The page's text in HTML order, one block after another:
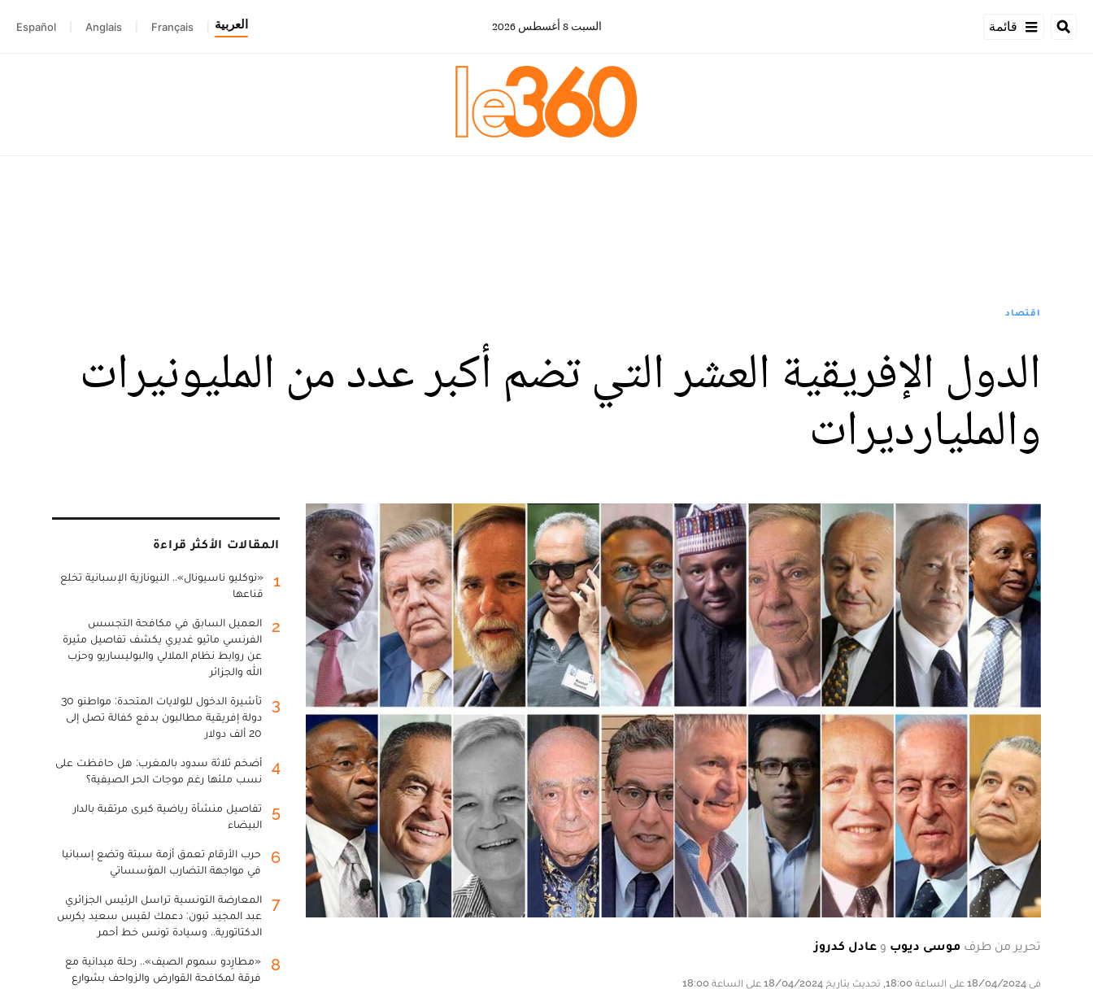
قائمة السبت 8 أغسطس 2026 العربية Français
Anglais
Español
اقتصاد
الدول الإفريقية العشر التي تضم أكبر عدد من المليونيرات
والمليارديرات
تحرير من طرف موسى ديوب و عادل كدروز
في 18/04/2024 على الساعة 18:00, تحديث بتاريخ 18/04/2024 على الساعة 18:00
المقالات الأكثر قراءة
1
«نوكليو ناسيونال».. النيونازية الإسبانية تخلع
قناعها
2
العميل السابق في مكافحة التجسس
الفرنسي ماثيو غديري يكشف تفاصيل مثيرة
عن روابط نظام الملالي والبوليساريو وحزب
الله والجزائر
3
تأشيرة الدخول للولايات المتحدة: مواطنو 30
دولة إفريقية مطالبون بدفع كفالة تصل إلى
20 ألف دولار
4
أضخم ثلاثة سدود بالمغرب: هل حافظت على
نسب ملئها رغم موجات الحر الصيفية؟
5
تفاصيل منشأة رياضية كبرى مرتقبة بالدار
البيضاء
6
حرب الأرقام تعمق أزمة سبتة وتضع إسبانيا
في مواجهة التضارب المؤسساتي
7
المعارضة التونسية تراسل الرئيس الجزائري
عبد المجيد تبون: دعمك لقيس سعيد يكرس
الدكتاتورية.. وسيادة تونس خط أحمر
8
«مطارِدو سموم الصيف».. رحلة ميدانية مع
فرقة لمكافحة القوارض والزواحف بشوارع